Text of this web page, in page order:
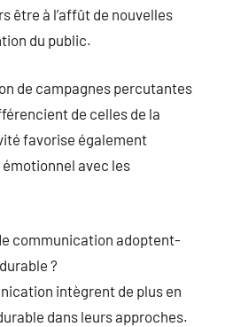
être à l’affût de nouvelles
du public.
de campagnes percutantes
de celles de la
favorise également
émotionnel avec les
communication adoptent-
?
intègrent de plus en
dans leurs approches.